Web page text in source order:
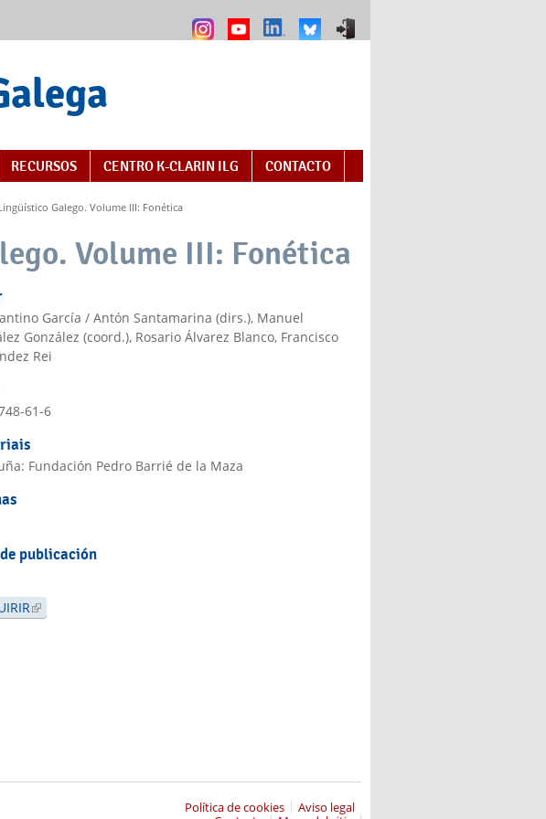
RECURSOS CENTRO K-CLARIN ILG CONTACTO
Galego. Volume III: Fonética
Volume III: Fonética
García / Antón Santamarina (dirs.), Manuel
González (coord.), Rosario Álvarez Blanco, Francisco
Rei
61-6
Fundación Pedro Barrié de la Maza
publicación
(LINK IS EXTERNAL)
Aviso legal
Política de cookies